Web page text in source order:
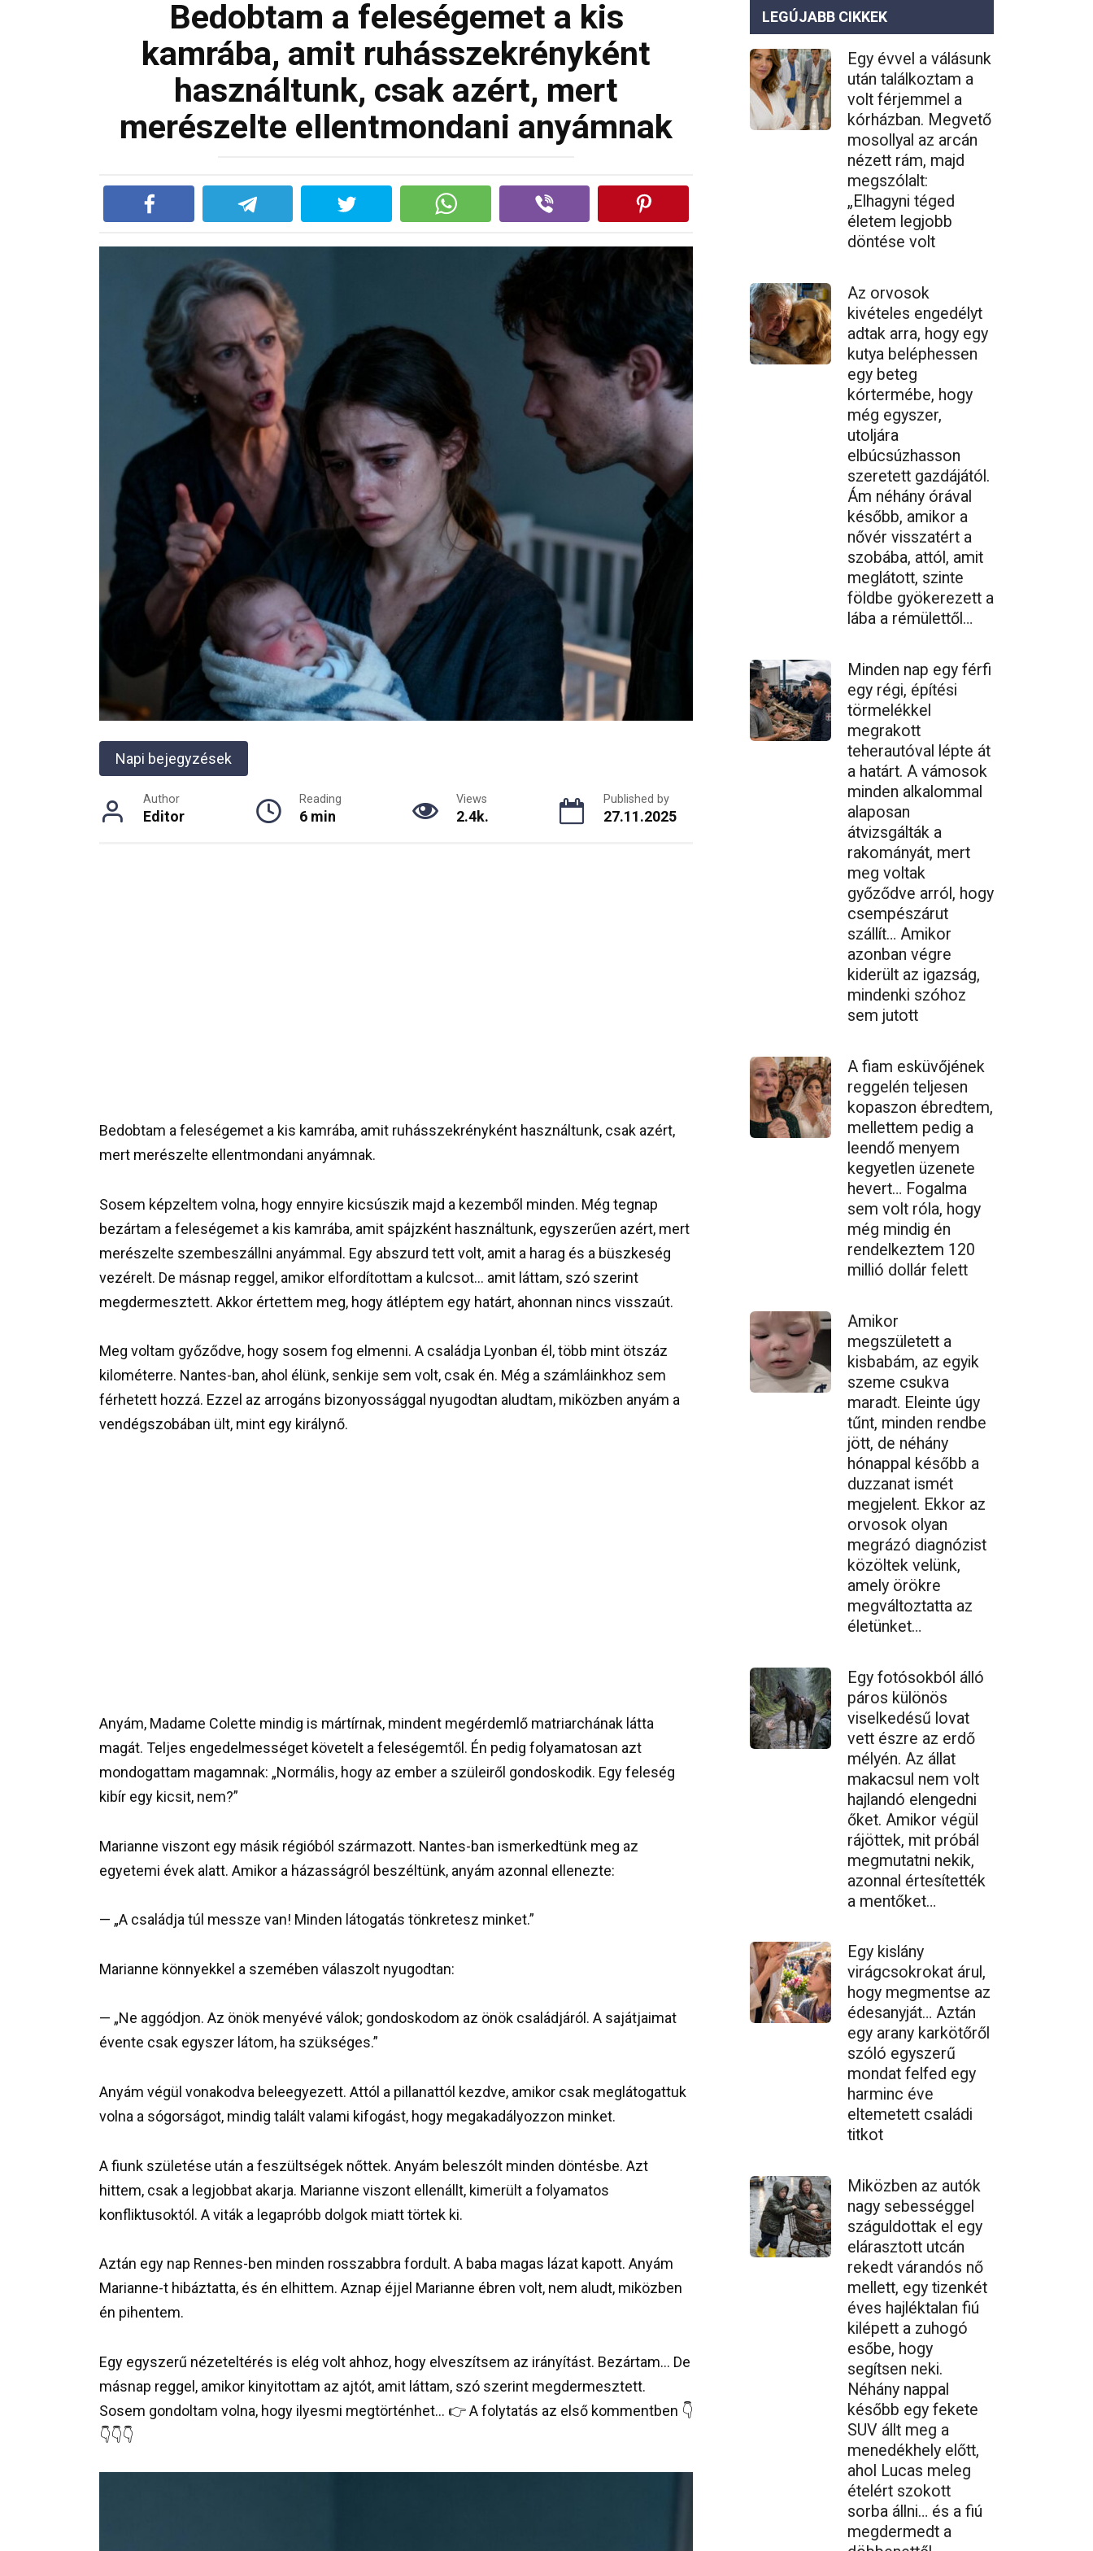
Bedobtam a feleségemet a kis
kamrába, amit ruhásszekrényként
használtunk, csak azért, mert
merészelte ellentmondani anyámnak
Napi bejegyzések
Author
Editor
Reading
6 min
Views
2.4k.
Published by
27.11.2025
Bedobtam a feleségemet a kis kamrába, amit ruhásszekrényként használtunk, csak azért,
mert merészelte ellentmondani anyámnak.
Sosem képzeltem volna, hogy ennyire kicsúszik majd a kezemből minden. Még tegnap
bezártam a feleségemet a kis kamrába, amit spájzként használtunk, egyszerűen azért, mert
merészelte szembeszállni anyámmal. Egy abszurd tett volt, amit a harag és a büszkeség
vezérelt. De másnap reggel, amikor elfordítottam a kulcsot… amit láttam, szó szerint
megdermesztett. Akkor értettem meg, hogy átléptem egy határt, ahonnan nincs visszaút.
Meg voltam győződve, hogy sosem fog elmenni. A családja Lyonban él, több mint ötszáz
kilométerre. Nantes-ban, ahol élünk, senkije sem volt, csak én. Még a számláinkhoz sem
férhetett hozzá. Ezzel az arrogáns bizonyossággal nyugodtan aludtam, miközben anyám a
vendégszobában ült, mint egy királynő.
Anyám, Madame Colette mindig is mártírnak, mindent megérdemlő matriarchának látta
magát. Teljes engedelmességet követelt a feleségemtől. Én pedig folyamatosan azt
mondogattam magamnak: „Normális, hogy az ember a szüleiről gondoskodik. Egy feleség
kibír egy kicsit, nem?”
Marianne viszont egy másik régióból származott. Nantes-ban ismerkedtünk meg az
egyetemi évek alatt. Amikor a házasságról beszéltünk, anyám azonnal ellenezte:
— „A családja túl messze van! Minden látogatás tönkretesz minket.”
Marianne könnyekkel a szemében válaszolt nyugodtan:
— „Ne aggódjon. Az önök menyévé válok; gondoskodom az önök családjáról. A sajátjaimat
évente csak egyszer látom, ha szükséges.”
Anyám végül vonakodva beleegyezett. Attól a pillanattól kezdve, amikor csak meglátogattuk
volna a sógorságot, mindig talált valami kifogást, hogy megakadályozzon minket.
A fiunk születése után a feszültségek nőttek. Anyám beleszólt minden döntésbe. Azt
hittem, csak a legjobbat akarja. Marianne viszont ellenállt, kimerült a folyamatos
konfliktusoktól. A viták a legapróbb dolgok miatt törtek ki.
Aztán egy nap Rennes-ben minden rosszabbra fordult. A baba magas lázat kapott. Anyám
Marianne-t hibáztatta, és én elhittem. Aznap éjjel Marianne ébren volt, nem aludt, miközben
én pihentem.
Egy egyszerű nézeteltérés is elég volt ahhoz, hogy elveszítsem az irányítást. Bezártam… De
másnap reggel, amikor kinyitottam az ajtót, amit láttam, szó szerint megdermesztett.
Sosem gondoltam volna, hogy ilyesmi megtörténhet… 👉 A folytatás az első kommentben 👇
👇👇👇
LEGÚJABB CIKKEK
Egy évvel a válásunk
után találkoztam a
volt férjemmel a
kórházban. Megvető
mosollyal az arcán
nézett rám, majd
megszólalt:
„Elhagyni téged
életem legjobb
döntése volt
Az orvosok
kivételes engedélyt
adtak arra, hogy egy
kutya beléphessen
egy beteg
kórtermébe, hogy
még egyszer,
utoljára
elbúcsúzhasson
szeretett gazdájától.
Ám néhány órával
később, amikor a
nővér visszatért a
szobába, attól, amit
meglátott, szinte
földbe gyökerezett a
lába a rémülettől…
Minden nap egy férfi
egy régi, építési
törmelékkel
megrakott
teherautóval lépte át
a határt. A vámosok
minden alkalommal
alaposan
átvizsgálták a
rakományát, mert
meg voltak
győződve arról, hogy
csempészárut
szállít… Amikor
azonban végre
kiderült az igazság,
mindenki szóhoz
sem jutott
A fiam esküvőjének
reggelén teljesen
kopaszon ébredtem,
mellettem pedig a
leendő menyem
kegyetlen üzenete
hevert… Fogalma
sem volt róla, hogy
még mindig én
rendelkeztem 120
millió dollár felett
Amikor
megszületett a
kisbabám, az egyik
szeme csukva
maradt. Eleinte úgy
tűnt, minden rendbe
jött, de néhány
hónappal később a
duzzanat ismét
megjelent. Ekkor az
orvosok olyan
megrázó diagnózist
közöltek velünk,
amely örökre
megváltoztatta az
életünket…
Egy fotósokból álló
páros különös
viselkedésű lovat
vett észre az erdő
mélyén. Az állat
makacsul nem volt
hajlandó elengedni
őket. Amikor végül
rájöttek, mit próbál
megmutatni nekik,
azonnal értesítették
a mentőket…
Egy kislány
virágcsokrokat árul,
hogy megmentse az
édesanyját… Aztán
egy arany karkötőről
szóló egyszerű
mondat felfed egy
harminc éve
eltemetett családi
titkot
Miközben az autók
nagy sebességgel
száguldottak el egy
elárasztott utcán
rekedt várandós nő
mellett, egy tizenkét
éves hajléktalan fiú
kilépett a zuhogó
esőbe, hogy
segítsen neki.
Néhány nappal
később egy fekete
SUV állt meg a
menedékhely előtt,
ahol Lucas meleg
ételért szokott
sorba állni… és a fiú
megdermedt a